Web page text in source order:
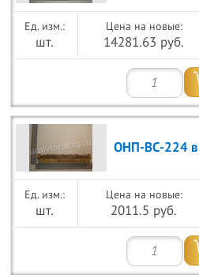
шт.
Цена на новые:
14281.63 руб.
ОНП-ВС-224
шт.
Цена на новые:
2011.5 руб.